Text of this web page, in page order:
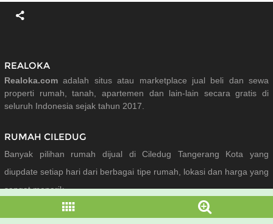
REALOKA
Realoka.com adalah situs atau marketplace jual beli dan sewa
properti rumah, tanah, apartemen dan lain-lain secara gratis di
seluruh Indonesia sejak tahun 2017.
RUMAH CILEDUG
Banyak pilihan rumah dijual di Ciledug Tangerang Kota yang
diupdate setiap hari dari berbagai tipe rumah, lokasi dan harga yang
sangat menarik.